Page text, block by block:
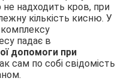
не надходить кров, при
кількість кисню. У
падає в
допомоги при
сам по собі свідомість